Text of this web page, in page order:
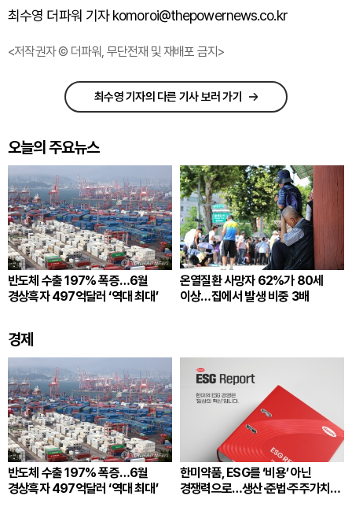
최수영 더파워 기자 komoroi@thepowernews.co.kr
<저작권자 © 더파워, 무단전재 및 재배포 금지>
최수영 기자의 다른 기사 보러 가기
오늘의 주요뉴스
반도체 수출 197% 폭증…6월
경상흑자 497억달러 ‘역대 최대’
온열질환 사망자 62%가 80세
이상…집에서 발생 비중 3배
경제
반도체 수출 197% 폭증…6월
경상흑자 497억달러 ‘역대 최대’
한미약품, ESG를 ‘비용’ 아닌
경쟁력으로…생산·준법·주주가치